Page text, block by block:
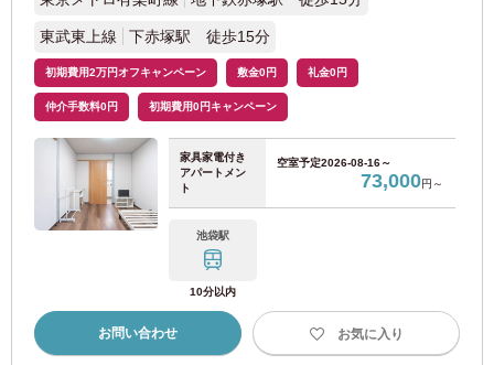
東武東上線 下赤塚駅 徒歩15分
初期費用2万円オフキャンペーン 敷金0円 礼金0円
仲介手数料0円 初期費用0円キャンペーン
家具家電付き
アパートメン
ト
空室予定2026-08-16～
73,000円～
池袋駅
10分以内
お問い合わせ お気に入り
JR東海道本線 (37)
近畿日本鉄道
近鉄南大阪線
名古屋市交通局